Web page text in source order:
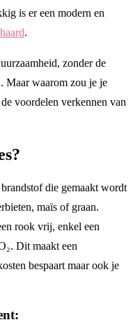
is er een modern en
.
zonder de
Maar waarom zou je je
voordelen verkennen van
die gemaakt wordt
maïs of graan.
rook vrij, enkel een
Dit maakt een
bespaart maar ook je